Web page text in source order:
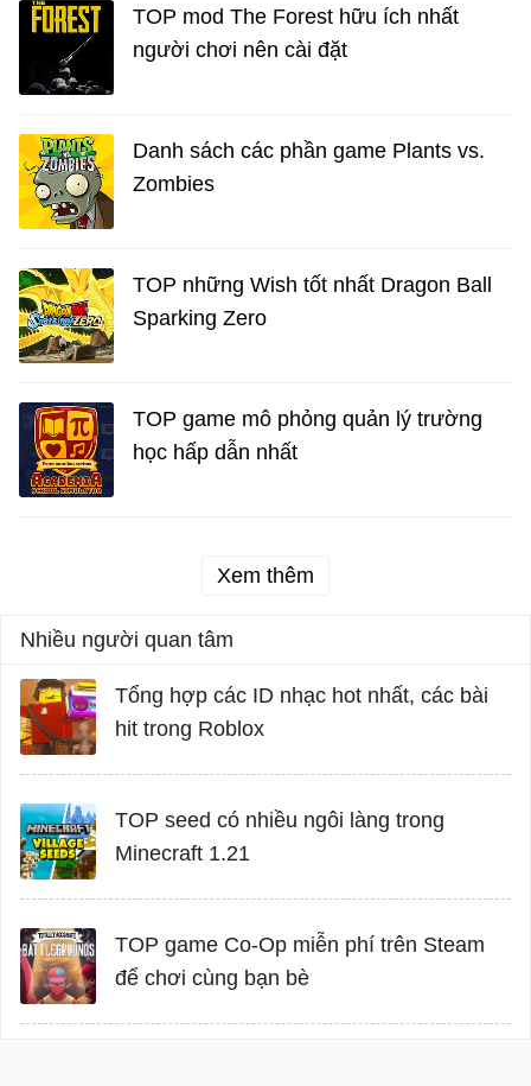
TOP mod The Forest hữu ích nhất
người chơi nên cài đặt
Danh sách các phần game Plants vs.
Zombies
TOP những Wish tốt nhất Dragon Ball
Sparking Zero
TOP game mô phỏng quản lý trường
học hấp dẫn nhất
Xem thêm
Nhiều người quan tâm
Tổng hợp các ID nhạc hot nhất, các bài
hit trong Roblox
TOP seed có nhiều ngôi làng trong
Minecraft 1.21
TOP game Co-Op miễn phí trên Steam
để chơi cùng bạn bè